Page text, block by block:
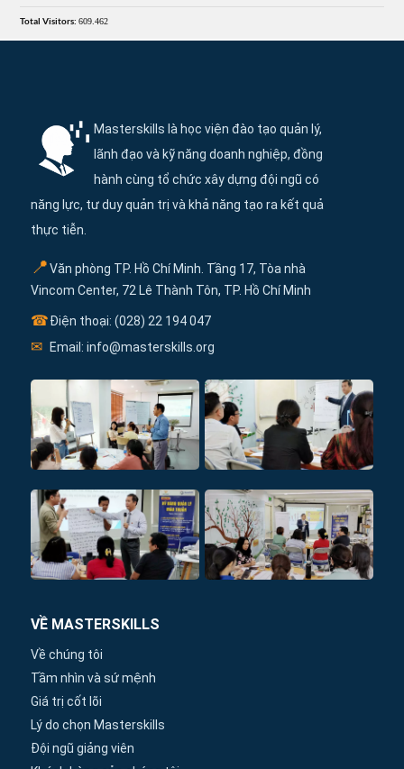
Total Visitors:609.462
Masterskills là học viện đào tạo quản lý,
lãnh đạo và kỹ năng doanh nghiệp, đồng
hành cùng tổ chức xây dựng đội ngũ có
năng lực, tư duy quản trị và khả năng tạo ra kết quả
thực tiễn.
📍Văn phòng TP. Hồ Chí Minh. Tầng 17, Tòa nhà
Vincom Center, 72 Lê Thành Tôn, TP. Hồ Chí Minh
☎Điện thoại: (028) 22 194 047
✉ Email: info@masterskills.org
VỀ MASTERSKILLS
Về chúng tôi
Tầm nhìn và sứ mệnh
Giá trị cốt lõi
Lý do chọn Masterskills
Đội ngũ giảng viên